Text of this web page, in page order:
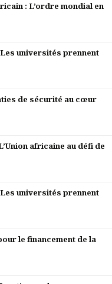
: L’ordre mondial en
universités prennent
de sécurité au cœur
africaine au défi de
universités prennent
le financement de la